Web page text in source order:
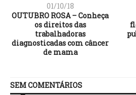
01/10/18
OUTUBRO ROSA – Conheça
os direitos das
trabalhadoras
diagnosticadas com câncer
de mama
SEM COMENTÁRIOS